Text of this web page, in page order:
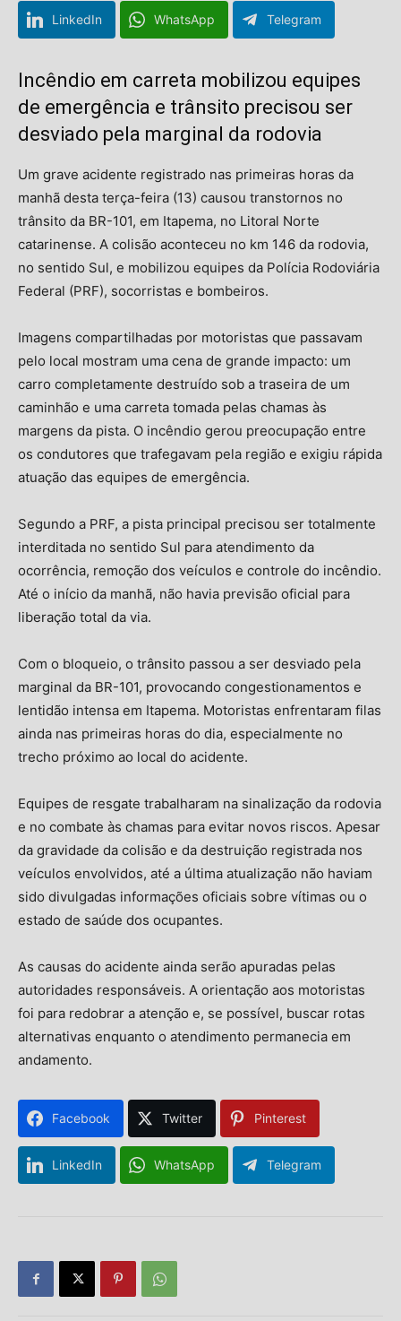
LinkedIn WhatsApp Telegram
Incêndio em carreta mobilizou equipes
de emergência e trânsito precisou ser
desviado pela marginal da rodovia
Um grave acidente registrado nas primeiras horas da
manhã desta terça-feira (13) causou transtornos no
trânsito da BR-101, em Itapema, no Litoral Norte
catarinense. A colisão aconteceu no km 146 da rodovia,
no sentido Sul, e mobilizou equipes da Polícia Rodoviária
Federal (PRF), socorristas e bombeiros.
Imagens compartilhadas por motoristas que passavam
pelo local mostram uma cena de grande impacto: um
carro completamente destruído sob a traseira de um
caminhão e uma carreta tomada pelas chamas às
margens da pista. O incêndio gerou preocupação entre
os condutores que trafegavam pela região e exigiu rápida
atuação das equipes de emergência.
Segundo a PRF, a pista principal precisou ser totalmente
interditada no sentido Sul para atendimento da
ocorrência, remoção dos veículos e controle do incêndio.
Até o início da manhã, não havia previsão oficial para
liberação total da via.
Com o bloqueio, o trânsito passou a ser desviado pela
marginal da BR-101, provocando congestionamentos e
lentidão intensa em Itapema. Motoristas enfrentaram filas
ainda nas primeiras horas do dia, especialmente no
trecho próximo ao local do acidente.
Equipes de resgate trabalharam na sinalização da rodovia
e no combate às chamas para evitar novos riscos. Apesar
da gravidade da colisão e da destruição registrada nos
veículos envolvidos, até a última atualização não haviam
sido divulgadas informações oficiais sobre vítimas ou o
estado de saúde dos ocupantes.
As causas do acidente ainda serão apuradas pelas
autoridades responsáveis. A orientação aos motoristas
foi para redobrar a atenção e, se possível, buscar rotas
alternativas enquanto o atendimento permanecia em
andamento.
Facebook Twitter Pinterest
LinkedIn WhatsApp Telegram